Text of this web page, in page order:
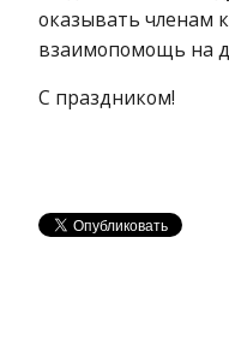
оказывать членам
взаимопомощь на
С праздником!